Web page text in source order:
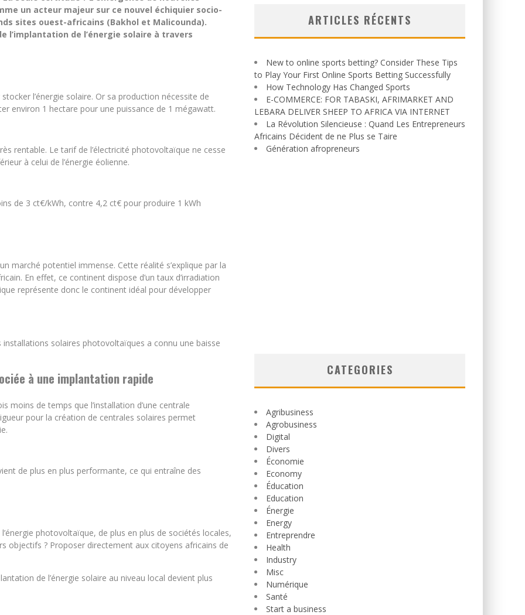
un acteur majeur sur ce nouvel échiquier socio-
sites ouest-africains (Bakhol et Malicounda).
l’implantation de l’énergie solaire à travers
l’énergie solaire. Or sa production nécessite de
environ 1 hectare pour une puissance de 1 mégawatt.
rentable. Le tarif de l’électricité photovoltaïque ne cesse
à celui de l’énergie éolienne.
de 3 ct€/kWh, contre 4,2 ct€ pour produire 1 kWh
marché potentiel immense. Cette réalité s’explique par la
En effet, ce continent dispose d’un taux d’irradiation
représente donc le continent idéal pour développer
solaires photovoltaïques a connu une baisse
à une implantation rapide
moins de temps que l’installation d’une centrale
pour la création de centrales solaires permet
de plus en plus performante, ce qui entraîne des
photovoltaïque, de plus en plus de sociétés locales,
objectifs ? Proposer directement aux citoyens africains de
de l’énergie solaire au niveau local devient plus
ARTICLES RÉCENTS
New to online sports betting? Consider These Tips
to Play Your First Online Sports Betting Successfully
How Technology Has Changed Sports
E-COMMERCE: FOR TABASKI, AFRIMARKET AND
LEBARA DELIVER SHEEP TO AFRICA VIA INTERNET
La Révolution Silencieuse : Quand Les Entrepreneurs
Africains Décident de ne Plus se Taire
Génération afropreneurs
CATEGORIES
Agribusiness
Agrobusiness
Digital
Divers
Économie
Economy
Éducation
Education
Énergie
Energy
Entreprendre
Health
Industry
Misc
Numérique
Santé
Start a business